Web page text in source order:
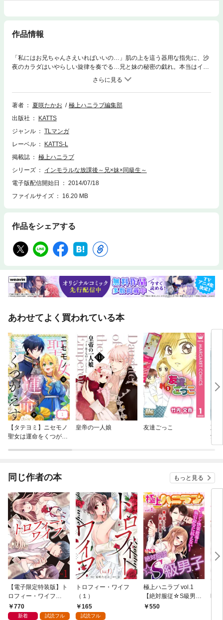
作品情報
「私にはお兄ちゃんさえいればいいの…」肌の上を這う器用な指先に、沙
夜のカラダはいやらしい旋律を奏でる…兄と妹の秘密の戯れ。本当はイケ
ナイってわかってる。でも…弱い部分を隅々まで責められるから、頭がト
ロトロになってもう何も考えられなくなっちゃうの――。そんなある日、
沙夜は同クラの男子・尾端に強引にセマられる。遊び慣れたカレのキスは
荒々しく、お兄ちゃんとは違う刺激に感じてしまう沙夜。どうしよう、拒
たい目で見られながら意地悪にジラされて――！！家ではお兄ちゃん、学
校では同級生から激しく責められて…この快感からもう逃れられない……
著者 夏咲たかお
極上ハニラブ編集部
出版社
KATTS
ジャンル
TLマンガ
レーベル
KATTS-L
掲載誌
極上ハニラブ
シリーズ
インモラルな放課後～兄×妹×同級生～
電子版配信開始日
2014/07/18
ファイルサイズ
16.20 MB
作品をシェアする
あわせてよく買われている本
【タテヨミ】ニセモノ
聖女は運命をくつがえ
皇帝の一人娘 友達ごっこ
政
愛
て
同じ作者の本 もっと見る
【電子限定特装版】ト
ロフィー・ワイフ
（１）【描き下ろしイ
ラスト付き】
770
新着 試読フル
トロフィー・ワイフ
（１）
165
試読フル
極上ハニラブ vol.1
【絶対服従☆S級男
子】550
時